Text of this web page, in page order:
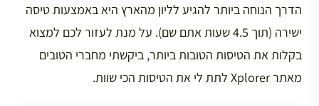
הדרך הנוחה ביותר להגיע לליון מהארץ היא באמצעות טיסה
ישירה (תוך 4.5 שעות אתם שם). על מנת לעזור לכם למצוא
בקלות את הטיסות הטובות ביותר, ביקשתי מחברי הטובים
מאתר Xplorer לתת לי את הטיסות הכי שוות.